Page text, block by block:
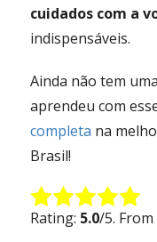
cuidados com a
indispensáveis.
Ainda não tem
aprendeu com
completa na
Brasil!
Rate this item:
Rating: 5.0/5. From